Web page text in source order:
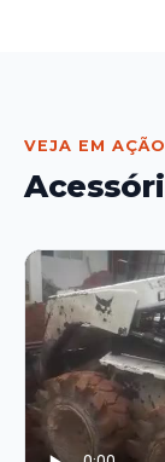
VEJA EM AÇÃO